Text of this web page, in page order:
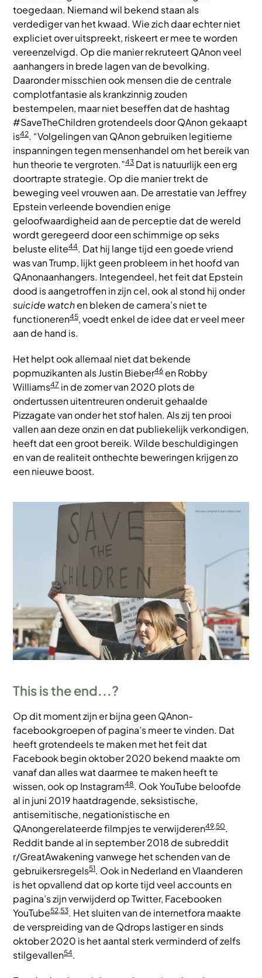
toegedaan. Niemand wil bekend staan als
verdediger van het kwaad. Wie zich daar echter niet
expliciet over uitspreekt, riskeert er mee te worden
vereenzelvigd. Op die manier rekruteert QAnon veel
aanhangers in brede lagen van de bevolking.
Daaronder misschien ook mensen die de centrale
complotfantasie als krankzinnig zouden
bestempelen, maar niet beseffen dat de hashtag
#SaveTheChildren grotendeels door QAnon gekaapt
is42. “Volgelingen van QAnon gebruiken legitieme
inspanningen tegen mensenhandel om het bereik van
hun theorie te vergroten.”43 Dat is natuurlijk een erg
doortrapte strategie. Op die manier trekt de
beweging veel vrouwen aan. De arrestatie van Jeffrey
Epstein verleende bovendien enige
geloofwaardigheid aan de perceptie dat de wereld
wordt geregeerd door een schimmige op seks
beluste elite44. Dat hij lange tijd een goede vriend
was van Trump, lijkt geen probleem in het hoofd van
QAnonaanhangers. Integendeel, het feit dat Epstein
dood is aangetroffen in zijn cel, ook al stond hij onder
suicide watchen bleken de camera’s niet te
functioneren45, voedt enkel de idee dat er veel meer
aan de hand is.
Het helpt ook allemaal niet dat bekende
popmuzikanten als Justin Bieber46 en Robby
Williams47 in de zomer van 2020 plots de
ondertussen uitentreuren onderuit gehaalde
Pizzagate van onder het stof halen. Als zij ten prooi
vallen aan deze onzin en dat publiekelijk verkondigen,
heeft dat een groot bereik. Wilde beschuldigingen
en van de realiteit onthechte beweringen krijgen zo
een nieuwe boost.
Afbeelding
This is the end...?
Op dit moment zijn er bijna geen QAnon-
facebookgroepen of pagina’s meer te vinden. Dat
heeft grotendeels te maken met het feit dat
Facebook begin oktober 2020 bekend maakte om
vanaf dan alles wat daarmee te maken heeft te
wissen, ook op Instagram48. Ook YouTube beloofde
al in juni 2019 haatdragende, seksistische,
antisemitische, negationistische en
QAnongerelateerde filmpjes te verwijderen49,50.
Reddit bande al in september 2018 de subreddit
r/GreatAwakening vanwege het schenden van de
gebruikersregels51. Ook in Nederland en Vlaanderen
is het opvallend dat op korte tijd veel accounts en
pagina’s zijn verwijderd op Twitter, Facebooken
YouTube52,53. Het sluiten van de internetfora maakte
de verspreiding van de Qdrops lastiger en sinds
oktober 2020 is het aantal sterk verminderd of zelfs
stilgevallen54.